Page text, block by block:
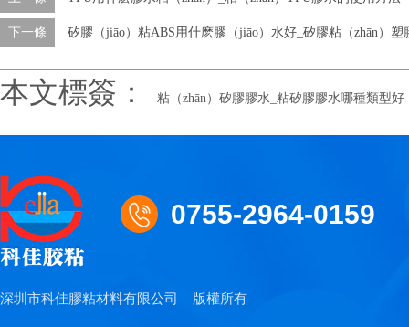
下一條 矽膠（jiāo）粘ABS用什麽膠（jiāo）水好_矽膠粘（zhān）塑
本文標簽： 粘（zhān）矽膠膠水_粘矽膠膠水哪種類型好
0755-2964-0159
深圳市科佳膠粘材料有限公司 版權所有